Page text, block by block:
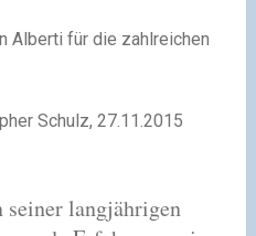
Alberti für die zahlreichen
Schulz, 27.11.2015
langjährigen